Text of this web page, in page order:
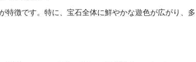
特徴です。特に、宝石全体に鮮やかな遊色が広がり、多